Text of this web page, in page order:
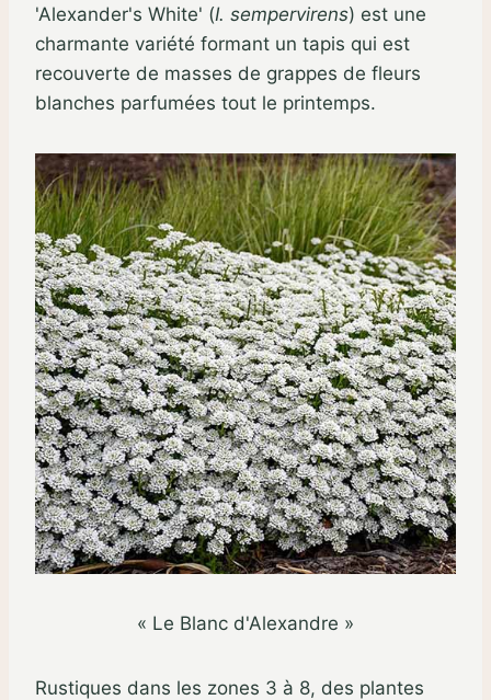
'Alexander's White' (I. sempervirens) est une
charmante variété formant un tapis qui est
recouverte de masses de grappes de fleurs
blanches parfumées tout le printemps.
« Le Blanc d'Alexandre »
Rustiques dans les zones 3 à 8, des plantes